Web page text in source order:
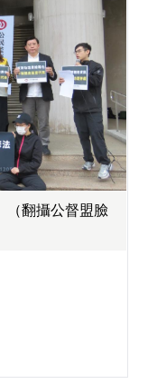
（翻攝公督盟臉